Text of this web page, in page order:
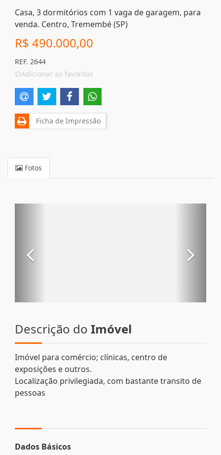
Casa, 3 dormitórios com 1 vaga de garagem, para
venda. Centro, Tremembé (SP)
R$ 490.000,00
REF. 2644
Adicionar ao favoritos
Ficha de Impressão
Fotos
Descrição do Imóvel
Imóvel para comércio; clínicas, centro de
exposições e outros.
Localização privilegiada, com bastante transito de
pessoas
Dados Básicos